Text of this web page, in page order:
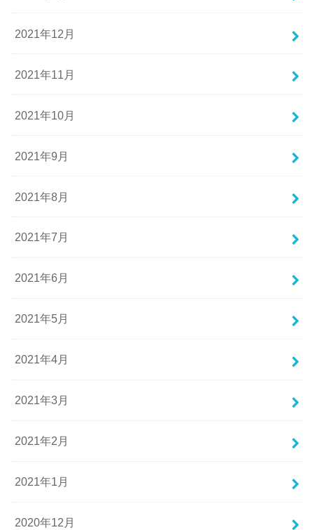
2021年12月
2021年11月
2021年10月
2021年9月
2021年8月
2021年7月
2021年6月
2021年5月
2021年4月
2021年3月
2021年2月
2021年1月
2020年12月